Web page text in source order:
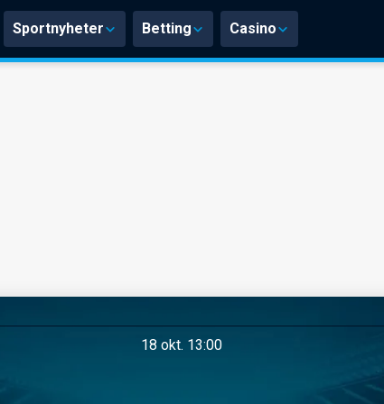
Sportnyheter Betting Casino
18 okt. 13:00